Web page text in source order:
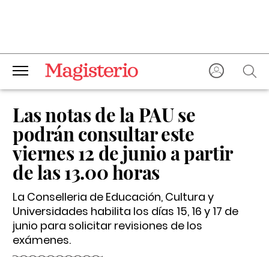
Las notas de la PAU se
podrán consultar este
viernes 12 de junio a partir
de las 13.00 horas
La Conselleria de Educación, Cultura y
Universidades habilita los días 15, 16 y 17 de
junio para solicitar revisiones de los
exámenes.